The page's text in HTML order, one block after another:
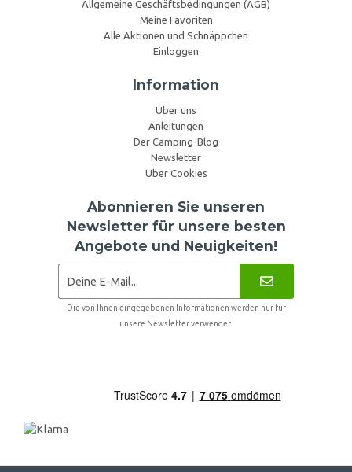
Allgemeine Geschäftsbedingungen (AGB)
Meine Favoriten
Alle Aktionen und Schnäppchen
Einloggen
Information
Über uns
Anleitungen
Der Camping-Blog
Newsletter
Über Cookies
Abonnieren Sie unseren
Newsletter für unsere besten
Angebote und Neuigkeiten!
Die von Ihnen eingegebenen Informationen werden nur für
unsere Newsletter verwendet.